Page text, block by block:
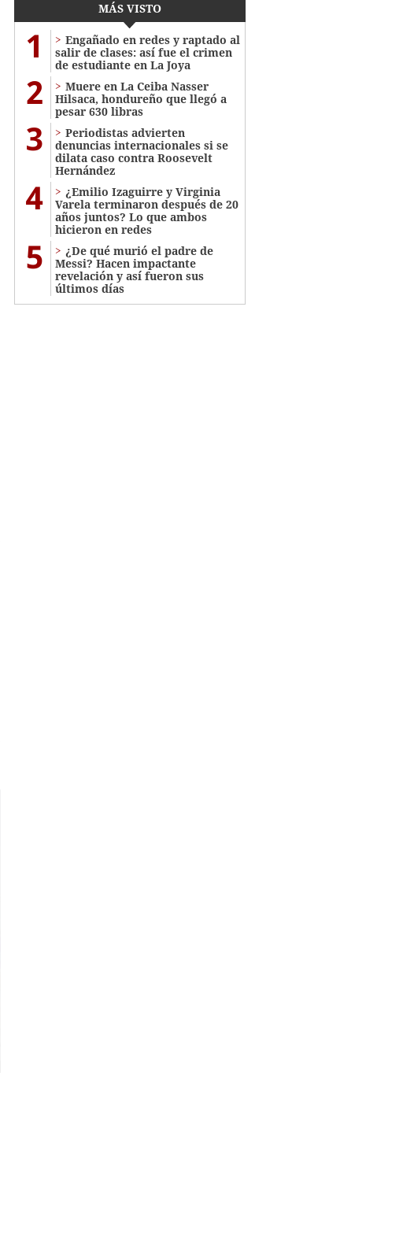
MÁS VISTO
1
Engañado en redes y raptado al
salir de clases: así fue el crimen
de estudiante en La Joya
2
Muere en La Ceiba Nasser
Hilsaca, hondureño que llegó a
pesar 630 libras
3
Periodistas advierten
denuncias internacionales si se
dilata caso contra Roosevelt
Hernández
4
¿Emilio Izaguirre y Virginia
Varela terminaron después de 20
años juntos? Lo que ambos
hicieron en redes
5
¿De qué murió el padre de
Messi? Hacen impactante
revelación y así fueron sus
últimos días